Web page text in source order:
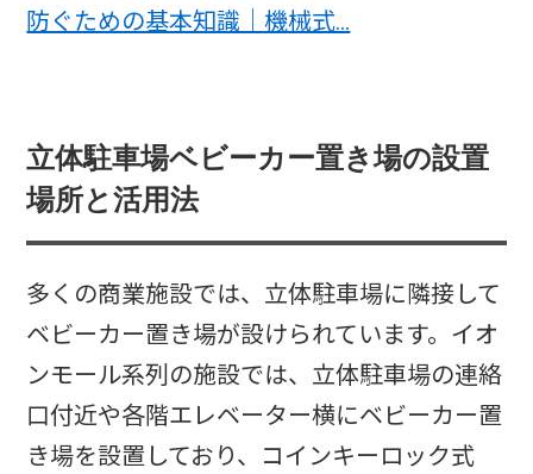
防ぐための基本知識｜機械式…
立体駐車場ベビーカー置き場の設置
場所と活用法
多くの商業施設では、立体駐車場に隣接して
ベビーカー置き場が設けられています。イオ
ンモール系列の施設では、立体駐車場の連絡
口付近や各階エレベーター横にベビーカー置
き場を設置しており、コインキーロック式